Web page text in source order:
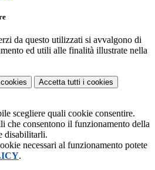
da questo utilizzati si avvalgono di
ed utili alle finalità illustrate nella
Accetta tutti i cookies
scegliere quali cookie consentire.
che consentono il funzionamento della
disabilitarli.
necessari al funzionamento potete
.